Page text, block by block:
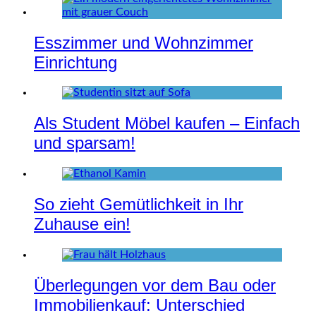
Esszimmer und Wohnzimmer
Einrichtung
Als Student Möbel kaufen – Einfach
und sparsam!
So zieht Gemütlichkeit in Ihr
Zuhause ein!
Überlegungen vor dem Bau oder
Immobilienkauf: Unterschied